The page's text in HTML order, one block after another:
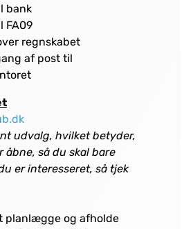
bank
FA09
regnskabet
af post til
udvalg, hvilket betyder,
åbne, så du skal bare
er interesseret, så tjek
planlægge og afholde